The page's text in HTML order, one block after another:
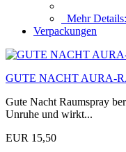
Mehr Details:
Verpackungen
GUTE NACHT AURA-
Gute Nacht Raumspray
Unruhe und wirkt...
EUR 15,50